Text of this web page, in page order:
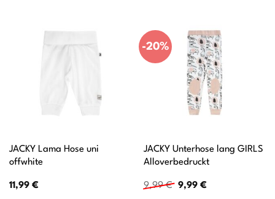
JACKY Lama Hose uni
offwhite
11,99 €
-20%
JACKY Unterhose lang GIRLS
Alloverbedruckt
9,99€ Ursprünglicher
9,99 €Aktueller